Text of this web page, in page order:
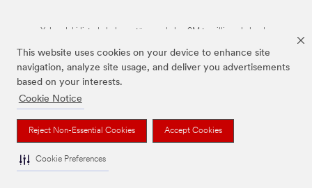
This website uses cookies on your device to enhance site
navigation, analyze site usage, and deliver you advertisements
based on your interests.
Cookie Notice
Reject Non-Essential Cookies Accept Cookies
Cookie Preferences
Yukarıdaki listede bulunan tüm markalar, 3M tescilli markalarıdır.